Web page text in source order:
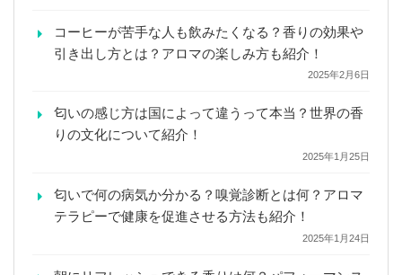
コーヒーが苦手な人も飲みたくなる？香りの効果や
引き出し方とは？アロマの楽しみ方も紹介！
2025年2月6日
匂いの感じ方は国によって違うって本当？世界の香
りの文化について紹介！
2025年1月25日
匂いで何の病気か分かる？嗅覚診断とは何？アロマ
テラピーで健康を促進させる方法も紹介！
2025年1月24日